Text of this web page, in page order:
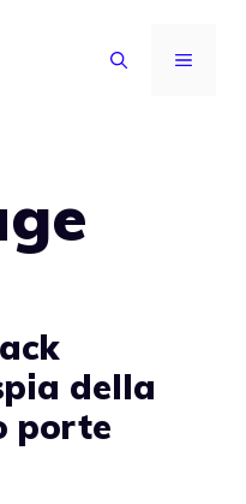
MENU
della
porte